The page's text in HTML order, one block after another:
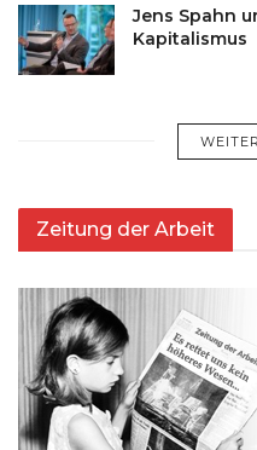
Jens Spahn
Kapitalismus
Zeitung der Arbeit